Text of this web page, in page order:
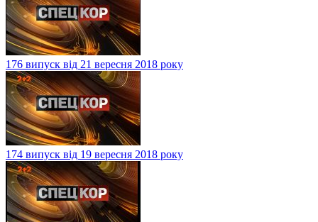
176 випуск від 21 вересня 2018 року
174 випуск від 19 вересня 2018 року